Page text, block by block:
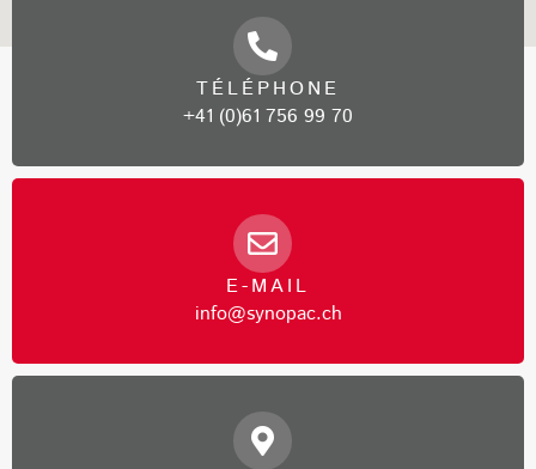
TÉLÉPHONE
+41 (0)61 756 99 70
E-MAIL
info@synopac.ch